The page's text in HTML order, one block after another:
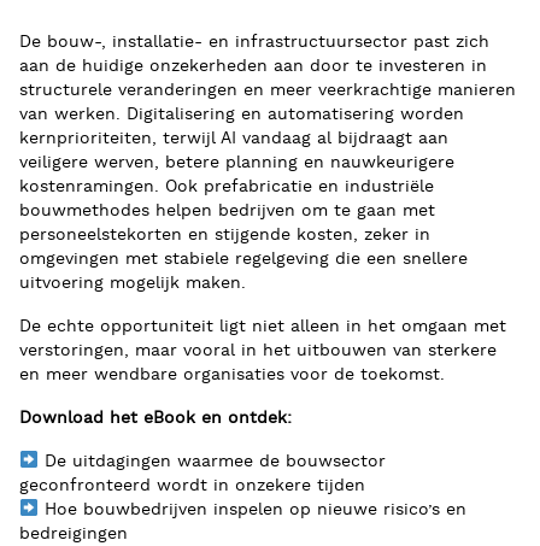
De bouw-, installatie- en infrastructuursector past zich
aan de huidige onzekerheden aan door te investeren in
structurele veranderingen en meer veerkrachtige manieren
van werken. Digitalisering en automatisering worden
kernprioriteiten, terwijl AI vandaag al bijdraagt aan
veiligere werven, betere planning en nauwkeurigere
kostenramingen. Ook prefabricatie en industriële
bouwmethodes helpen bedrijven om te gaan met
personeelstekorten en stijgende kosten, zeker in
omgevingen met stabiele regelgeving die een snellere
uitvoering mogelijk maken.
De echte opportuniteit ligt niet alleen in het omgaan met
verstoringen, maar vooral in het uitbouwen van sterkere
en meer wendbare organisaties voor de toekomst.
Download het eBook en ontdek:
De uitdagingen waarmee de bouwsector
geconfronteerd wordt in onzekere tijden
Hoe bouwbedrijven inspelen op nieuwe risico’s en
bedreigingen